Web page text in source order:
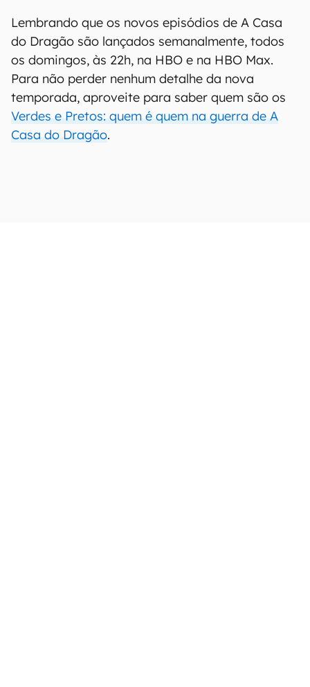
Lembrando que os novos episódios de A Casa
do Dragão são lançados semanalmente, todos
os domingos, às 22h, na HBO e na HBO Max.
Para não perder nenhum detalhe da nova
temporada, aproveite para saber quem são os
Verdes e Pretos: quem é quem na guerra de A
Casa do Dragão.